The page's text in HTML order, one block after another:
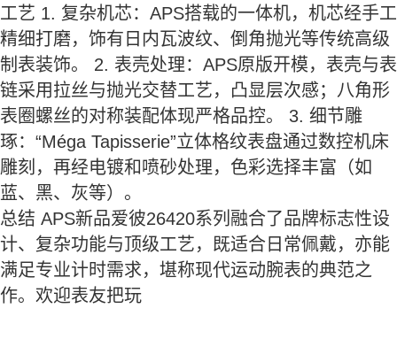
工艺 1. 复杂机芯：APS搭载的一体机，机芯经手工
精细打磨，饰有日内瓦波纹、倒角抛光等传统高级
制表装饰。 2. 表壳处理：APS原版开模，表壳与表
链采用拉丝与抛光交替工艺，凸显层次感；八角形
表圈螺丝的对称装配体现严格品控。 3. 细节雕
琢：“Méga Tapisserie”立体格纹表盘通过数控机床
雕刻，再经电镀和喷砂处理，色彩选择丰富（如
蓝、黑、灰等）。
总结 APS新品爱彼26420系列融合了品牌标志性设
计、复杂功能与顶级工艺，既适合日常佩戴，亦能
满足专业计时需求，堪称现代运动腕表的典范之
作。欢迎表友把玩